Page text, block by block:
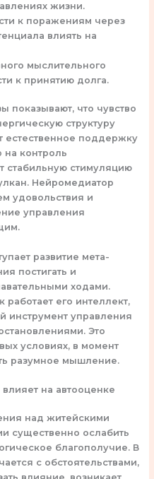
жизни.
к поражениям через
влиять на
мыслительного
к принятию долга.
показывают, что чувство
структуру
естественное поддержку
на контроль
стабильную стимуляцию
Нейромедиатор
удовольствия и
управления
развитие мета-
постигать и
ходами.
работает его интеллект,
инструмент управления
Это
условиях, в момент
разумное мышление.
на автооценке
над житейскими
существенно ослабить
благополучие. В
с обстоятельствами,